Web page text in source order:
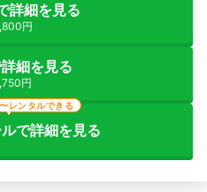
詳細を見る
円
細を見る
円
で詳細を見る
レンタルできる